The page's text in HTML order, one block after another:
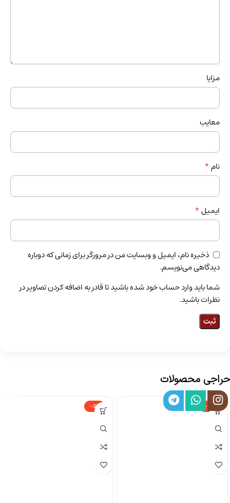
مزایا
معایب
نام*
ایمیل*
ذخیره نام، ایمیل و وبسایت من در مرورگر برای زمانی که دوباره
دیدگاهی می‌نویسم.
شما باید وارد حساب خود شده باشید تا قادر به اضافه کردن تصاویر در
نظرات باشید.
حراجی محصولات
-3%
-3%